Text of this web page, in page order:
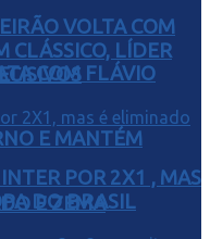
COM FLÁVIO
E MANTÉM
E ZEMA
VOLTA COM
CLÁSSICO, LÍDER
POR 2X1 , MAS
DO BRASIL